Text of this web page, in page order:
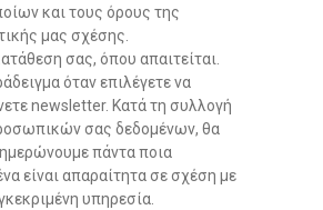
και τους όρους της
μας σχέσης.
σας, όπου απαιτείται.
όταν επιλέγετε να
newsletter. Κατά τη συλλογή
σας δεδομένων, θα
πάντα ποια
είναι απαραίτητα σε σχέση με
υπηρεσία.